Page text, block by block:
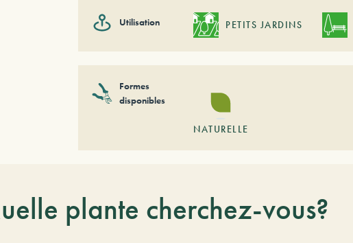
Utilisation PETITS JARDINS
Formes
disponibles
NATURELLE
plante cherchez-vous?